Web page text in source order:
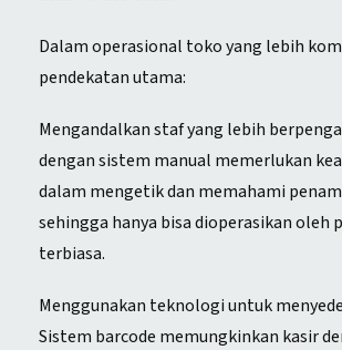
Dalam operasional toko yang lebih
pendekatan utama:
Mengandalkan staf yang lebih
dengan sistem manual memerlukan
dalam mengetik dan memahami
sehingga hanya bisa dioperasikan oleh
terbiasa.
Menggunakan teknologi untuk
Sistem barcode memungkinkan kasir